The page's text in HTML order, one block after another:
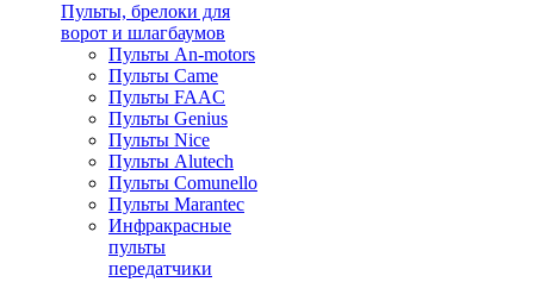
Пульты, брелоки для
ворот и шлагбаумов
Пульты An-motors
Пульты Came
Пульты FAAC
Пульты Genius
Пульты Nice
Пульты Alutech
Пульты Сomunello
Пульты Marantec
Инфракрасные
пульты
передатчики